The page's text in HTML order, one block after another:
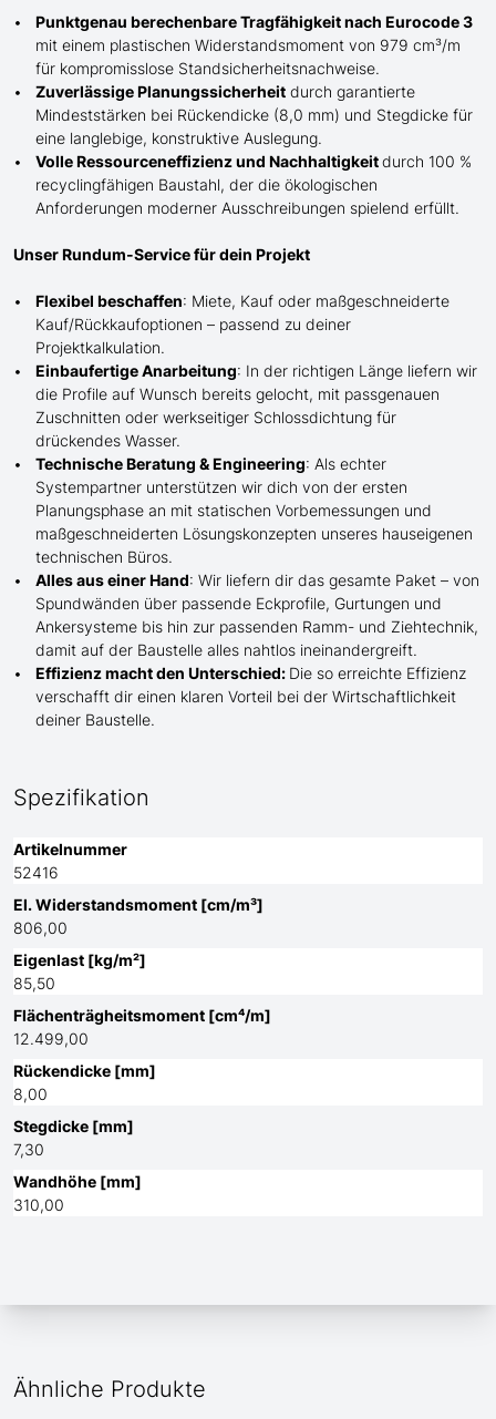
Punktgenau berechenbare Tragfähigkeit nach Eurocode 3
mit einem plastischen Widerstandsmoment von 979 cm³/m
für kompromisslose Standsicherheitsnachweise.
Zuverlässige Planungssicherheit durch garantierte
Mindeststärken bei Rückendicke (8,0 mm) und Stegdicke für
eine langlebige, konstruktive Auslegung.
Volle Ressourceneffizienz und Nachhaltigkeitdurch 100 %
recyclingfähigen Baustahl, der die ökologischen
Anforderungen moderner Ausschreibungen spielend erfüllt.
Unser Rundum-Service für dein Projekt
Flexibel beschaffen: Miete, Kauf oder maßgeschneiderte
Kauf/Rückkaufoptionen – passend zu deiner
Projektkalkulation.
Einbaufertige Anarbeitung: In der richtigen Länge liefern wir
die Profile auf Wunsch bereits gelocht, mit passgenauen
Zuschnitten oder werkseitiger Schlossdichtung für
drückendes Wasser.
Technische Beratung & Engineering: Als echter
Systempartner unterstützen wir dich von der ersten
Planungsphase an mit statischen Vorbemessungen und
maßgeschneiderten Lösungskonzepten unseres hauseigenen
technischen Büros.
Alles aus einer Hand: Wir liefern dir das gesamte Paket – von
Spundwänden über passende Eckprofile, Gurtungen und
Ankersysteme bis hin zur passenden Ramm- und Ziehtechnik,
damit auf der Baustelle alles nahtlos ineinandergreift.
Effizienz macht den Unterschied: Die so erreichte Effizienz
verschafft dir einen klaren Vorteil bei der Wirtschaftlichkeit
deiner Baustelle.
Spezifikation
Artikelnummer
52416
El. Widerstandsmoment [cm/m³]
806,00
Eigenlast [kg/m²]
85,50
Flächenträgheitsmoment [cm⁴/m]
12.499,00
Rückendicke [mm]
8,00
Stegdicke [mm]
7,30
Wandhöhe [mm]
310,00
Ähnliche Produkte